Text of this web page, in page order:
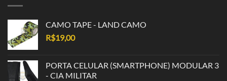
CAMO TAPE - LAND CAMO
R$19,00
PORTA CELULAR (SMARTPHONE) MODULAR 3
- CIA MILITAR